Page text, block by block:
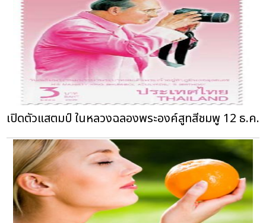
เปิดตัวแสตมป์ ในหลวงฉลองพระองค์สูทสีชมพู 12 ธ.ค.